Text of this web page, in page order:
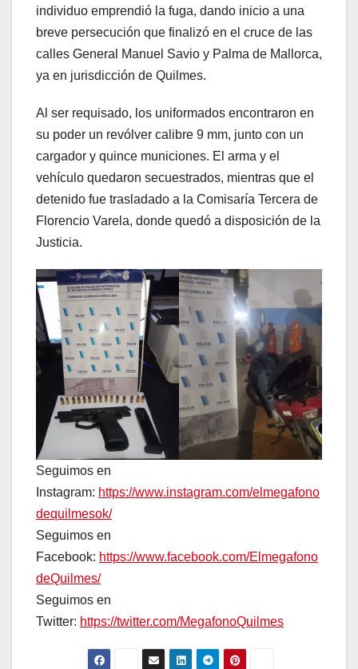
individuo emprendió la fuga, dando inicio a una
breve persecución que finalizó en el cruce de las
calles General Manuel Savio y Palma de Mallorca,
ya en jurisdicción de Quilmes.
Al ser requisado, los uniformados encontraron en
su poder un revólver calibre 9 mm, junto con un
cargador y quince municiones. El arma y el
vehículo quedaron secuestrados, mientras que el
detenido fue trasladado a la Comisaría Tercera de
Florencio Varela, donde quedó a disposición de la
Justicia.
Seguimos en
Instagram: https://www.instagram.com/elmegafono
dequilmesok/
Seguimos en
Facebook: https://www.facebook.com/Elmegafono
deQuilmes/
Seguimos en
Twitter: https://twitter.com/MegafonoQuilmes